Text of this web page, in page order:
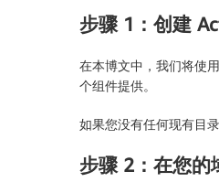
步骤 1：创建
在本博文中，我们将使
个组件提供。
如果您没有任何现有目
步骤 2：在您的